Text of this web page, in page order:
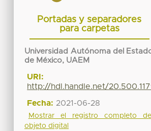
Portadas y separadores
para carpetas
Universidad Autónoma del
de México, UAEM
URI:
http://hdl.handle.net/
Fecha: 2021-06-28
Mostrar el registro completo del
objeto digital